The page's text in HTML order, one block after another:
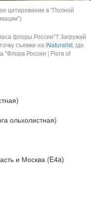
цитирование в "Полной
флоры России"? Загружай
съемки на iNaturalist, где
"Флора России | Flora of
ольхолистная)
и Москва (E4a)